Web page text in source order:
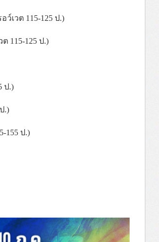
เวต 115-125 ป.)
115-125 ป.)
ป.)
.)
155 ป.)